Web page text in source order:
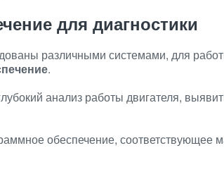
для диагностики
различными системами, для
.
анализ работы двигателя,
обеспечение, соответствующее